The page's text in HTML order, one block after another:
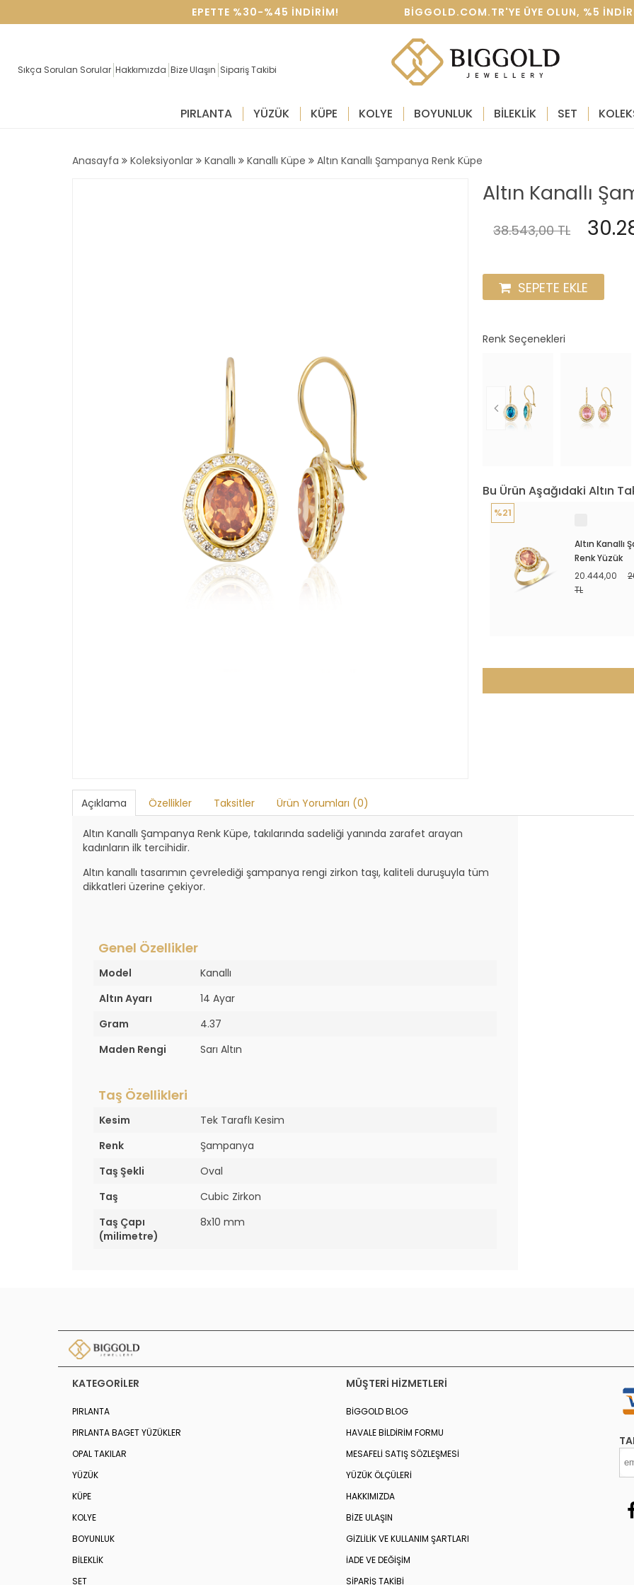
SEVGILILER GÜNÜNE ÖZEL SEPETTE %30-%45 INDIRIM! BIGGOLD.COM.TR'YE ÜYE OLUN, %5 INDIRIM
Sıkça Sorulan Sorular Hakkımızda Bize Ulaşın Sipariş Takibi
PIRLANTA YÜZÜK KÜPE KOLYE BOYUNLUK BİLEKLİK SET
Anasayfa Koleksiyonlar Kanallı Kanallı Küpe Altın Kanallı Şampanya Renk Küpe
Altın Kanallı
38.543,00 TL
SEPETE EKLE
Renk Seçenekleri
Bu Ürün Aşağıdaki Altın
Altın Kanallı
Renk Yüzük
20.444,00
TL
%21
Açıklama Özellikler Taksitler Ürün Yorumları (0)
Altın Kanallı Şampanya Renk Küpe, takılarında sadeliği yanında zarafet arayan
kadınların ilk tercihidir.
Altın kanallı tasarımın çevrelediği şampanya rengi zirkon taşı, kaliteli duruşuyla tüm
dikkatleri üzerine çekiyor.
Genel Özellikler
Model
Kanallı
Altın Ayarı
14 Ayar
Gram
4.37
Maden Rengi
Sarı Altın
Taş Özellikleri
Kesim
Tek Taraflı Kesim
Renk
Şampanya
Taş Şekli
Oval
Taş
Cubic Zirkon
Taş Çapı
(milimetre)
8x10 mm
KATEGORILER
PIRLANTA
PIRLANTA BAGET YÜZÜKLER
OPAL TAKILAR
YÜZÜK
KÜPE
KOLYE
BOYUNLUK
BİLEKLİK
SET
MÜŞTERI HIZMETLERI
BIGGOLD BLOG
HAVALE BILDIRIM FORMU
MESAFELI SATIŞ SÖZLEŞMESI
YÜZÜK ÖLÇÜLERI
HAKKIMIZDA
BIZE ULAŞIN
GIZLILIK VE KULLANIM ŞARTLARI
İADE VE DEĞIŞIM
SIPARIŞ TAKIBI